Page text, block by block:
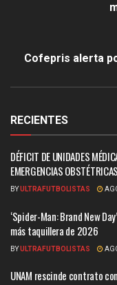
Cofepris alerta
RECIENTES
DÉFICIT DE UNIDADES
EMERGENCIAS
BYULTRAFUTBOLISTAS
‘Spider-Man: Brand New
más taquillera de 2026
BYULTRAFUTBOLISTAS
UNAM rescinde contrato